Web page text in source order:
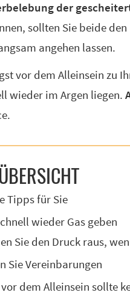
der
sollten Sie beide
angehen lassen.
vor dem Alleinsein zu
wieder im Argen liegen.
Tipps für Sie
wieder Gas geben
Sie den Druck raus,
Sie Vereinbarungen
dem Alleinsein sollte